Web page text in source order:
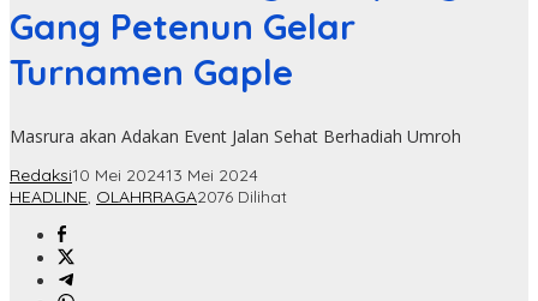
Gang Petenun Gelar
Turnamen Gaple
Masrura akan Adakan Event Jalan Sehat Berhadiah Umroh
Redaksi10 Mei 202413 Mei 2024
HEADLINE, OLAHRRAGA2076 Dilihat